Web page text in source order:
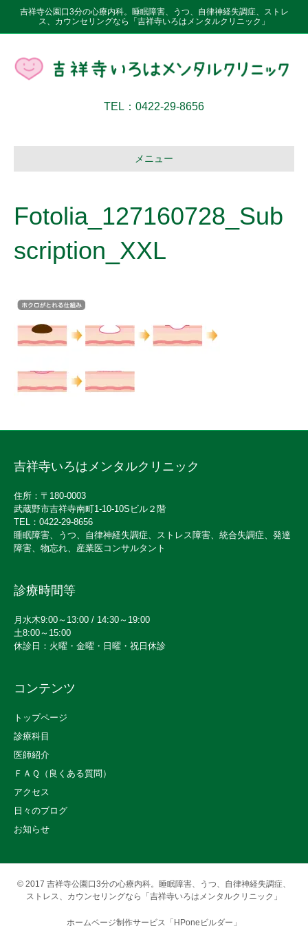
吉祥寺公園口3分の心療内科。睡眠障害、うつ、自律神経失調症、ストレ
ス、カウンセリングなら「吉祥寺いろはメンタルクリニック」
TEL：0422-29-8656
メニュー
Fotolia_127160728_Sub
scription_XXL
吉祥寺いろはメンタルクリニック
住所：〒180-0003
武蔵野市吉祥寺南町1-10-10Sビル２階
TEL：0422-29-8656
睡眠障害、うつ、自律神経失調症、ストレス障害、統合失調症、発達
障害、物忘れ、産業医コンサルタント
診療時間等
月水木9:00～13:00 / 14:30～19:00
土8:00～15:00
休診日：火曜・金曜・日曜・祝日休診
コンテンツ
トップページ
診療科目
医師紹介
ＦＡＱ（良くある質問）
アクセス
日々のブログ
お知らせ
© 2017 吉祥寺公園口3分の心療内科。睡眠障害、うつ、自律神経失調症、
ストレス、カウンセリングなら「吉祥寺いろはメンタルクリニック」
ホームページ制作サービス「HPoneビルダー」